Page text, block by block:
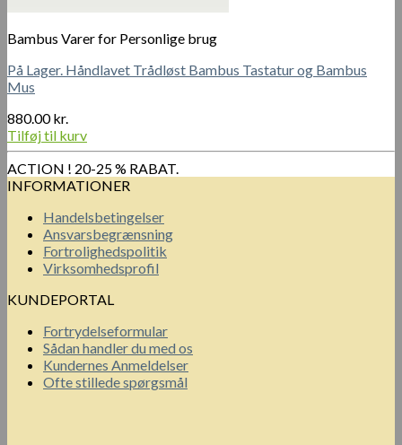
Bambus Varer for Personlige brug
På Lager. Håndlavet Trådløst Bambus Tastatur og Bambus
Mus
880.00kr.
Tilføj til kurv
ACTION ! 20-25 % RABAT.
INFORMATIONER
Handelsbetingelser
Ansvarsbegrænsning
Fortrolighedspolitik
Virksomhedsprofil
KUNDEPORTAL
Fortrydelseformular
Sådan handler du med os
Kundernes Anmeldelser
Ofte stillede spørgsmål